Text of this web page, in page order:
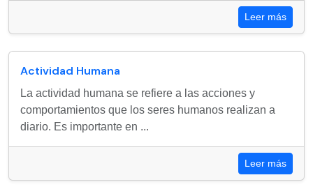
Leer más
Actividad Humana
La actividad humana se refiere a las acciones y
comportamientos que los seres humanos realizan a
diario. Es importante en ...
Leer más